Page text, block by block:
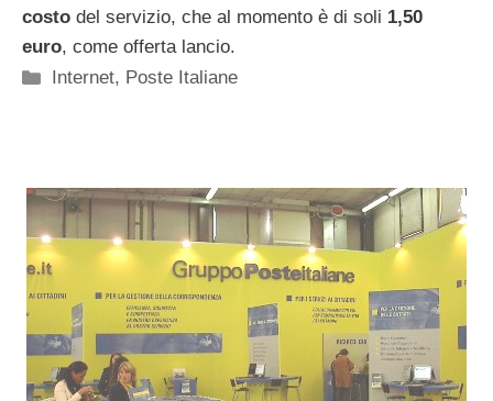
costo del servizio, che al momento è di soli 1,50
euro, come offerta lancio.
Categorie
Internet, Poste Italiane